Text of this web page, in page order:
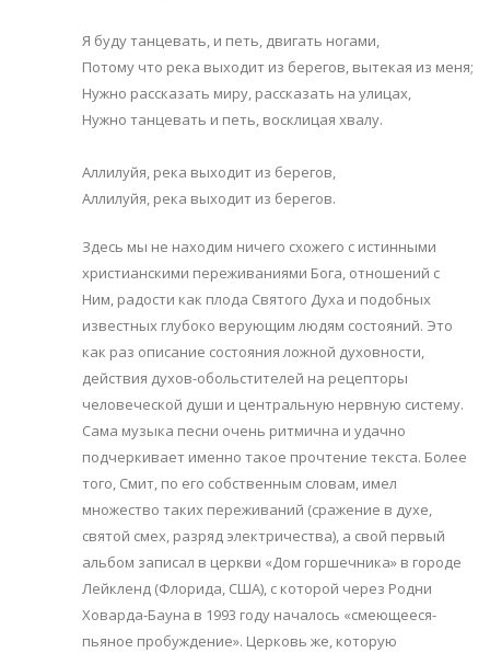
Я буду танцевать, и петь, двигать ногами,
Потому что река выходит из берегов, вытекая из меня;
Нужно рассказать миру, рассказать на улицах,
Нужно танцевать и петь, восклицая хвалу.
Аллилуйя, река выходит из берегов,
Аллилуйя, река выходит из берегов.
Здесь мы не находим ничего схожего с истинными
христианскими переживаниями Бога, отношений с
Ним, радости как плода Святого Духа и подобных
известных глубоко верующим людям состояний. Это
как раз описание состояния ложной духовности,
действия духов-обольстителей на рецепторы
человеческой души и центральную нервную систему.
Сама музыка песни очень ритмична и удачно
подчеркивает именно такое прочтение текста. Более
того, Смит, по его собственным словам, имел
множество таких переживаний (сражение в духе,
святой смех, разряд электричества), а свой первый
альбом записал в церкви «Дом горшечника» в городе
Лейкленд (Флорида, США), с которой через Родни
Ховарда-Бауна в 1993 году началось «смеющееся-
пьяное пробуждение». Церковь же, которую